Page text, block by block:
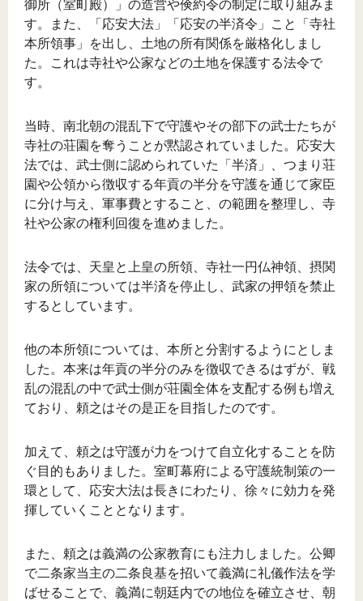
御所（室町殿）」の造営や倹約令の制定に取り組みま
す。また、「応安大法」「応安の半済令」こと「寺社
本所領事」を出し、土地の所有関係を厳格化しまし
た。これは寺社や公家などの土地を保護する法令で
す。
当時、南北朝の混乱下で守護やその部下の武士たちが
寺社の荘園を奪うことが黙認されていました。応安大
法では、武士側に認められていた「半済」、つまり荘
園や公領から徴収する年貢の半分を守護を通じて家臣
に分け与え、軍事費とすること、の範囲を整理し、寺
社や公家の権利回復を進めました。
法令では、天皇と上皇の所領、寺社一円仏神領、摂関
家の所領については半済を停止し、武家の押領を禁止
するとしています。
他の本所領については、本所と分割するようにとしま
した。本来は年貢の半分のみを徴収できるはずが、戦
乱の混乱の中で武士側が荘園全体を支配する例も増え
ており、頼之はその是正を目指したのです。
加えて、頼之は守護が力をつけて自立化することを防
ぐ目的もありました。室町幕府による守護統制策の一
環として、応安大法は長きにわたり、徐々に効力を発
揮していくこととなります。
また、頼之は義満の公家教育にも注力しました。公卿
で二条家当主の二条良基を招いて義満に礼儀作法を学
ばせることで、義満に朝廷内での地位を確立させ、朝